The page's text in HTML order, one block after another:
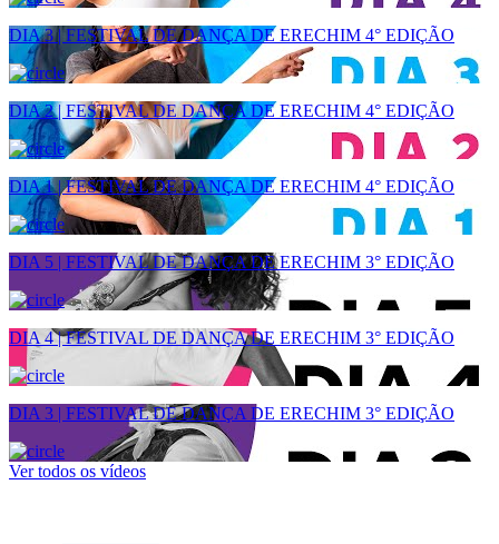
DIA 3 | FESTIVAL DE DANÇA DE ERECHIM 4° EDIÇÃO
DIA 2 | FESTIVAL DE DANÇA DE ERECHIM 4° EDIÇÃO
DIA 1 | FESTIVAL DE DANÇA DE ERECHIM 4° EDIÇÃO
DIA 5 | FESTIVAL DE DANÇA DE ERECHIM 3° EDIÇÃO
DIA 4 | FESTIVAL DE DANÇA DE ERECHIM 3° EDIÇÃO
DIA 3 | FESTIVAL DE DANÇA DE ERECHIM 3° EDIÇÃO
Ver todos os vídeos